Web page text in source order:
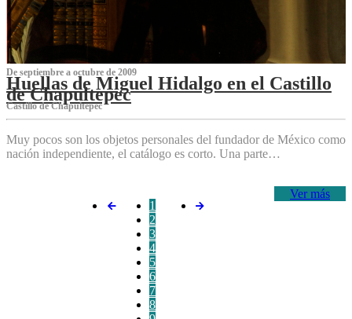
De septiembre a octubre de 2009
Huellas de Miguel Hidalgo en el Castillo
de Chapultepec
Castillo de Chapultepec
Muy pocos son los objetos personales del fundador de México como
nación independiente, el catálogo es corto. Una parte…
Ver más
1
2
3
4
5
6
7
8